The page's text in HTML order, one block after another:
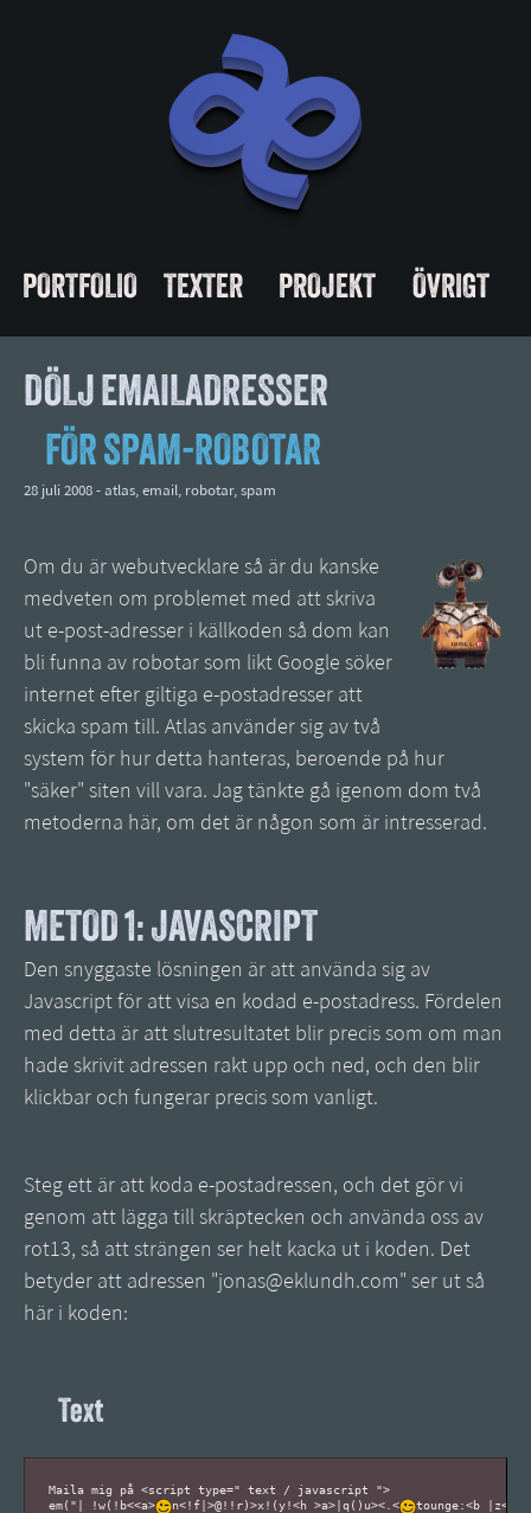
PORTFOLIO TEXTER PROJEKT ÖVRIGT
DÖLJ EMAILADRESSER
FÖR SPAM-ROBOTAR
28 juli 2008 - atlas, email, robotar, spam
Om du är webutvecklare så är du kanske
medveten om problemet med att skriva
ut e-post-adresser i källkoden så dom kan
bli funna av robotar som likt Google söker
internet efter giltiga e-postadresser att
skicka spam till. Atlas använder sig av två
system för hur detta hanteras, beroende på hur
"säker" siten vill vara. Jag tänkte gå igenom dom två
metoderna här, om det är någon som är intresserad.
METOD 1: JAVASCRIPT
Den snyggaste lösningen är att använda sig av
Javascript för att visa en kodad e-postadress. Fördelen
med detta är att slutresultatet blir precis som om man
hade skrivit adressen rakt upp och ned, och den blir
klickbar och fungerar precis som vanligt.
Steg ett är att koda e-postadressen, och det gör vi
genom att lägga till skräptecken och använda oss av
rot13, så att strängen ser helt kacka ut i koden. Det
betyder att adressen "jonas@eklundh.com" ser ut så
här i koden:
Text
Maila mig på <script type=" text / javascript ">
em("| !w(!b<<a>
n<!f|>@!!r)>x!(y!<h >a>|q()u><.< tounge:<b |z<